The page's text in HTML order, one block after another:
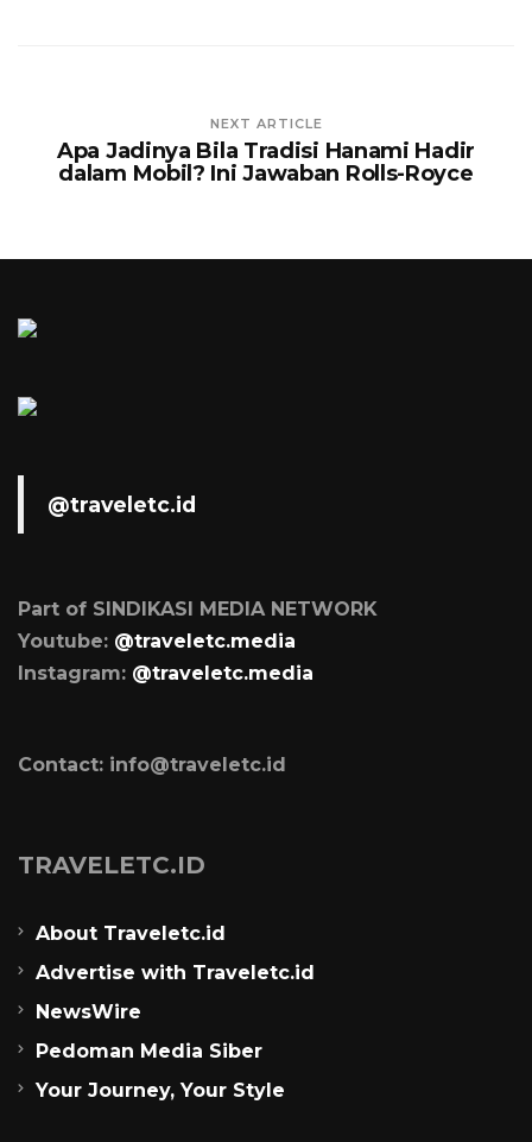
NEXT ARTICLE
Apa Jadinya Bila Tradisi Hanami Hadir
dalam Mobil? Ini Jawaban Rolls-Royce
@traveletc.id
Part of SINDIKASI MEDIA NETWORK
Youtube: @traveletc.media
Instagram: @traveletc.media
Contact: info@traveletc.id
TRAVELETC.ID
About Traveletc.id
Advertise with Traveletc.id
NewsWire
Pedoman Media Siber
Your Journey, Your Style